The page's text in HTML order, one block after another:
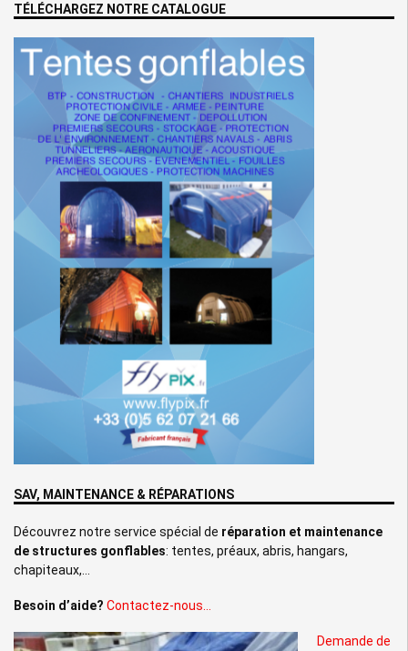
TÉLÉCHARGEZ NOTRE CATALOGUE
SAV, MAINTENANCE & RÉPARATIONS
Découvrez notre service spécial de réparation et maintenance
de structures gonflables: tentes, préaux, abris, hangars,
chapiteaux,…
Besoin d’aide? Contactez-nous…
Demande de